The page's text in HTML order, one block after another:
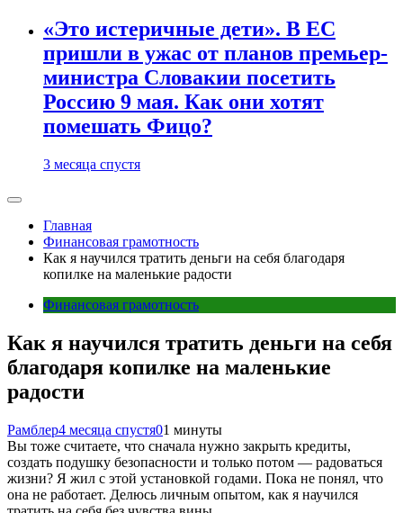
«Это истеричные дети». В ЕС
пришли в ужас от планов премьер-
министра Словакии посетить
Россию 9 мая. Как они хотят
помешать Фицо?
3 месяца спустя
Главная
Финансовая грамотность
Как я научился тратить деньги на себя благодаря
копилке на маленькие радости
Финансовая грамотность
Как я научился тратить деньги на себя
благодаря копилке на маленькие
радости
Рамблер4 месяца спустя01 минуты
Вы тоже считаете, что сначала нужно закрыть кредиты,
создать подушку безопасности и только потом — радоваться
жизни? Я жил с этой установкой годами. Пока не понял, что
она не работает. Делюсь личным опытом, как я научился